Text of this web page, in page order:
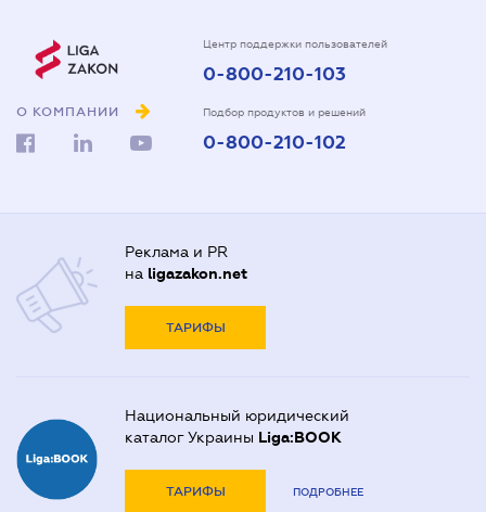
О КОМПАНИИ
Центр поддержки пользователей
0-800-210-103
Подбор продуктов и решений
0-800-210-102
Реклама и PR
на ligazakon.net
ТАРИФЫ
Национальный юридический
каталог Украины Liga:BOOK
ТАРИФЫ ПОДРОБНЕЕ